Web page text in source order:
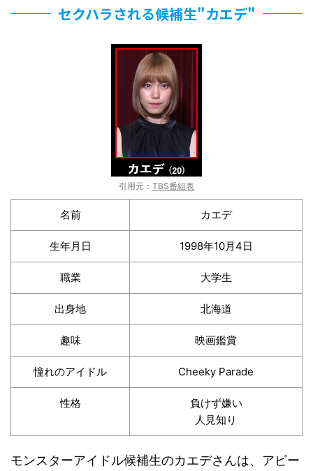
セクハラされる候補生"カエデ"
引用元： TBS番組表
名前 カエデ
生年月日 1998年10月4日
職業 大学生
出身地 北海道
趣味 映画鑑賞
憧れのアイドル Cheeky Parade
性格
負けず嫌い
人見知り
モンスターアイドル候補生のカエデさんは、アピー